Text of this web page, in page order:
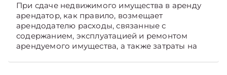
При сдаче недвижимого имущества в аренду
арендатор, как правило, возмещает
арендодателю расходы, связанные с
содержанием, эксплуатацией и ремонтом
арендуемого имущества, а также затраты на